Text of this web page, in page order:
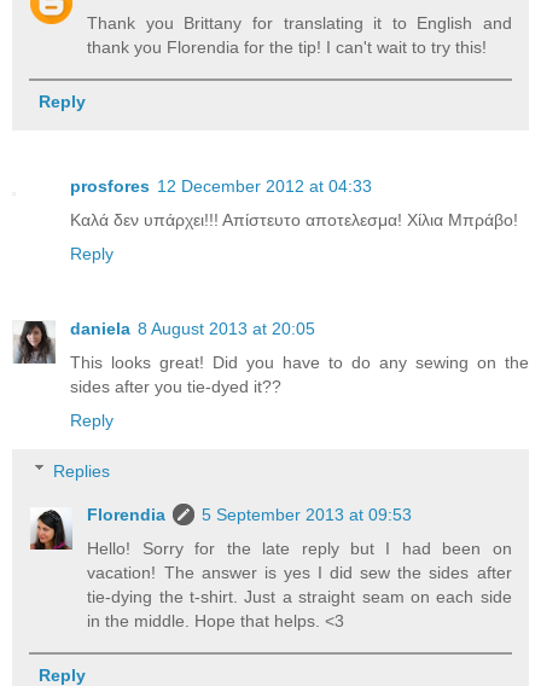
Thank you Brittany for translating it to English and
thank you Florendia for the tip! I can't wait to try this!
Reply
prosfores 12 December 2012 at 04:33
Καλά δεν υπάρχει!!! Απίστευτο αποτελεσμα! Χίλια Μπράβο!
Reply
daniela 8 August 2013 at 20:05
This looks great! Did you have to do any sewing on the
sides after you tie-dyed it??
Reply
Replies
Florendia
5 September 2013 at 09:53
Hello! Sorry for the late reply but I had been on
vacation! The answer is yes I did sew the sides after
tie-dying the t-shirt. Just a straight seam on each side
in the middle. Hope that helps. <3
Reply